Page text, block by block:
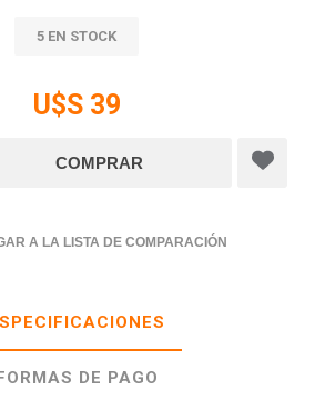
5 EN STOCK
U$S 39
A LA LISTA DE COMPARACIÓN
DE PAGO